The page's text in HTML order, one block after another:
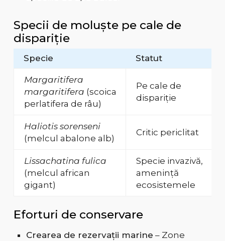
Specii de moluște pe cale de
dispariție
Specie Statut
Margaritifera
margaritifera (scoica
perlatifera de râu)
Pe cale de
dispariție
Haliotis sorenseni
(melcul abalone alb)
Critic periclitat
Lissachatina fulica
(melcul african
gigant)
Specie invazivă,
amenință
ecosistemele
Eforturi de conservare
Crearea de rezervații marine – Zone